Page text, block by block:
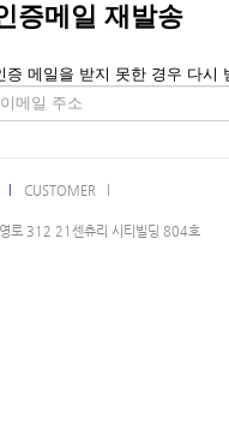
증메일 재발송
증 메일을 받지 못한 경우 다시
CUSTOMER l
로 312 21센츄리 시티빌딩 804호